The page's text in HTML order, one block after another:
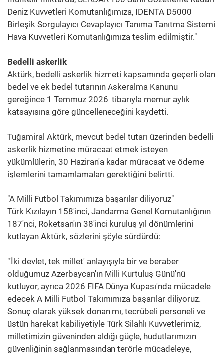
Deniz Kuvvetleri Komutanlığımıza, IDENTA D5000
Birleşik Sorgulayıcı Cevaplayıcı Tanıma Tanıtma Sistemi
Hava Kuvvetleri Komutanlığımıza teslim edilmiştir."
Bedelli askerlik
Aktürk, bedelli askerlik hizmeti kapsamında geçerli olan
bedel ve ek bedel tutarının Askeralma Kanunu
gereğince 1 Temmuz 2026 itibarıyla memur aylık
katsayısına göre güncelleneceğini kaydetti.
Tuğamiral Aktürk, mevcut bedel tutarı üzerinden bedelli
askerlik hizmetine müracaat etmek isteyen
yükümlülerin, 30 Haziran'a kadar müracaat ve ödeme
işlemlerini tamamlamaları gerektiğini belirtti.
"A Milli Futbol Takımımıza başarılar diliyoruz"
Türk Kızılayın 158'inci, Jandarma Genel Komutanlığının
187'nci, Roketsan'ın 38'inci kuruluş yıl dönümlerini
kutlayan Aktürk, sözlerini şöyle sürdürdü:
"'İki devlet, tek millet' anlayışıyla bir ve beraber
olduğumuz Azerbaycan'ın Milli Kurtuluş Günü'nü
kutluyor, ayrıca 2026 FIFA Dünya Kupası'nda mücadele
edecek A Milli Futbol Takımımıza başarılar diliyoruz.
Sonuç olarak yüksek donanımı, tecrübeli personeli ve
üstün harekat kabiliyetiyle Türk Silahlı Kuvvetlerimiz,
milletimizin güveninden aldığı güçle, hudutlarımızın
güvenliğinin sağlanmasından terörle mücadeleye,